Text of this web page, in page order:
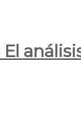
El